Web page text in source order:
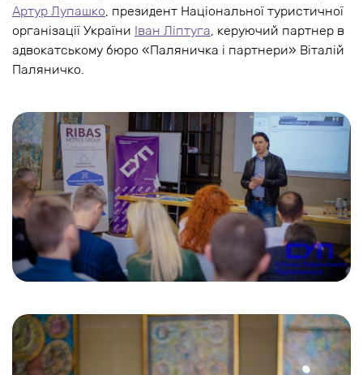
Артур Лупашко, президент Національної туристичної
організації України Іван Ліптуга, керуючий партнер в
адвокатському бюро «Паляничка і партнери» Віталій
Паляничко.